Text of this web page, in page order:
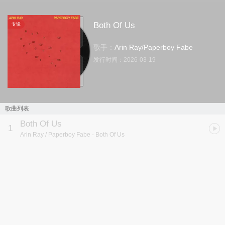
专辑 Both Of Us
歌手： Arin Ray/Paperboy Fabe
发行时间： 2026-03-19
歌曲列表
1 Both Of Us
Arin Ray / Paperboy Fabe - Both Of Us